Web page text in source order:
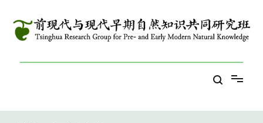
前现代与现代早期自然知识共同研究班